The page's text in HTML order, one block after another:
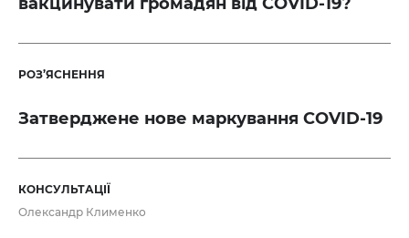
РОЗ’ЯСНЕННЯ
Затверджене нове маркування COVID-19
КОНСУЛЬТАЦІЇ
Олександр Клименко